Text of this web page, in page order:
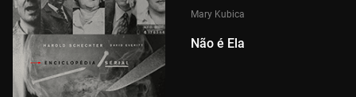
Mary Kubica
Não é Ela